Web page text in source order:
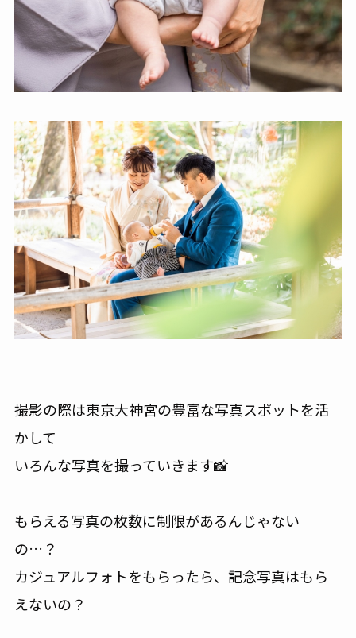
撮影の際は東京大神宮の豊富な写真スポットを活
かして
いろんな写真を撮っていきます📸
もらえる写真の枚数に制限があるんじゃない
の…？
カジュアルフォトをもらったら、記念写真はもら
えないの？